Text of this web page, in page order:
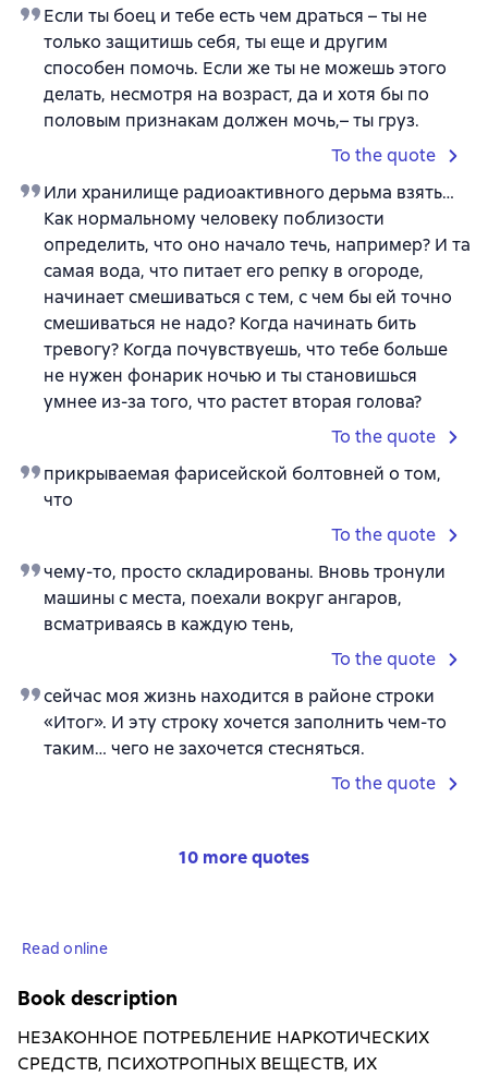
Если ты боец и тебе есть чем драться – ты не
только защитишь себя, ты еще и другим
способен помочь. Если же ты не можешь этого
делать, несмотря на возраст, да и хотя бы по
половым признакам должен мочь,– ты груз.
To the quote
Или хранилище радиоактивного дерьма взять…
Как нормальному человеку поблизости
определить, что оно начало течь, например? И та
самая вода, что питает его репку в огороде,
начинает смешиваться с тем, с чем бы ей точно
смешиваться не надо? Когда начинать бить
тревогу? Когда почувствуешь, что тебе больше
не нужен фонарик ночью и ты становишься
умнее из-за того, что растет вторая голова?
To the quote
прикрываемая фарисейской болтовней о том,
что
To the quote
чему-то, просто складированы. Вновь тронули
машины с места, поехали вокруг ангаров,
всматриваясь в каждую тень,
To the quote
сейчас моя жизнь находится в районе строки
«Итог». И эту строку хочется заполнить чем-то
таким… чего не захочется стесняться.
To the quote
10 more quotes
Read online
Book description
НЕЗАКОННОЕ ПОТРЕБЛЕНИЕ НАРКОТИЧЕСКИХ
СРЕДСТВ, ПСИХОТРОПНЫХ ВЕЩЕСТВ, ИХ